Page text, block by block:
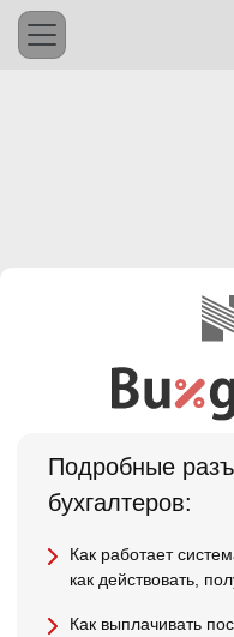
Подробные
бухгалтеров:
Как работает
как действовать,
Как выплачивать